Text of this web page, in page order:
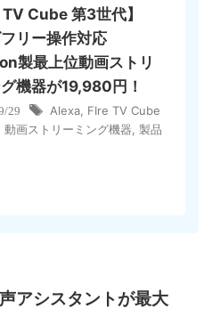
TV Cube 第3世代】
リー操作対応
製最上位動画ストリ
機器が19,980円！
29 Alexa FIre TV Cube
動画ストリーミング機器 製品
アシスタントが最大